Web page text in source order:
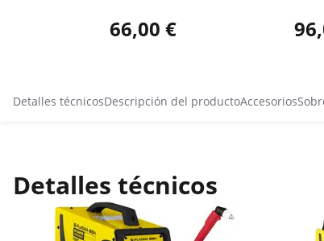
66,00 €
Detalles técnicosDescripción del productoAccesorios
Detalles técnicos